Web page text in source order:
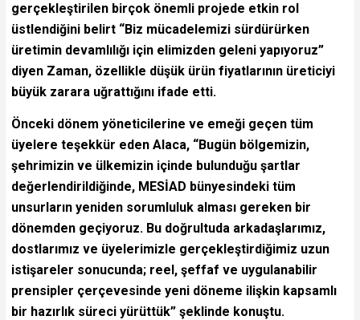
gerçekleştirilen birçok önemli projede etkin rol
üstlendiğini belirt “Biz mücadelemizi sürdürürken
üretimin devamlılığı için elimizden geleni yapıyoruz”
diyen Zaman, özellikle düşük ürün fiyatlarının üreticiyi
büyük zarara uğrattığını ifade etti.
Önceki dönem yöneticilerine ve emeği geçen tüm
üyelere teşekkür eden Alaca, “Bugün bölgemizin,
şehrimizin ve ülkemizin içinde bulunduğu şartlar
değerlendirildiğinde, MESİAD bünyesindeki tüm
unsurların yeniden sorumluluk alması gereken bir
dönemden geçiyoruz. Bu doğrultuda arkadaşlarımız,
dostlarımız ve üyelerimizle gerçekleştirdiğimiz uzun
istişareler sonucunda; reel, şeffaf ve uygulanabilir
prensipler çerçevesinde yeni döneme ilişkin kapsamlı
bir hazırlık süreci yürüttük” şeklinde konuştu.